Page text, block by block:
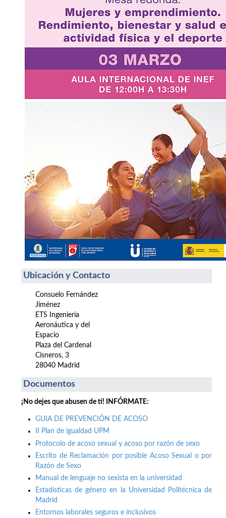
Ubicación y Contacto
Consuelo Fernández
Jiménez
ETS Ingeniería
Aeronáutica y del
Espacio
Plaza del Cardenal
Cisneros, 3
28040 Madrid
Documentos
¡No dejes que abusen de tí! INFÓRMATE:
GUIA DE PREVENCIÓN DE ACOSO
II Plan de igualdad UPM
Protocolo de acoso sexual y acoso por razón de sexo
Escrito de Reclamación por posible Acoso Sexual o por
Razón de Sexo
Manual de lenguaje no sexista en la universidad
Estadísticas de género en la Universidad Politécnica de
Madrid
Entornos laborales seguros e inclusivos